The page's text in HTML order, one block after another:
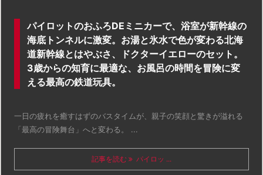
パイロットのおふろDEミニカーで、浴室が新幹線の
海底トンネルに激変。お湯と氷水で色が変わる北海
道新幹線とはやぶさ、ドクターイエローのセット。
3歳からの知育に最適な、お風呂の時間を冒険に変
える最高の鉄道玩具。
一日の疲れを癒すはずのバスタイムが、親子の笑顔と驚きが溢れる
「最高の冒険舞台」へと変わる。 ...
記事を読む パイロッ ...